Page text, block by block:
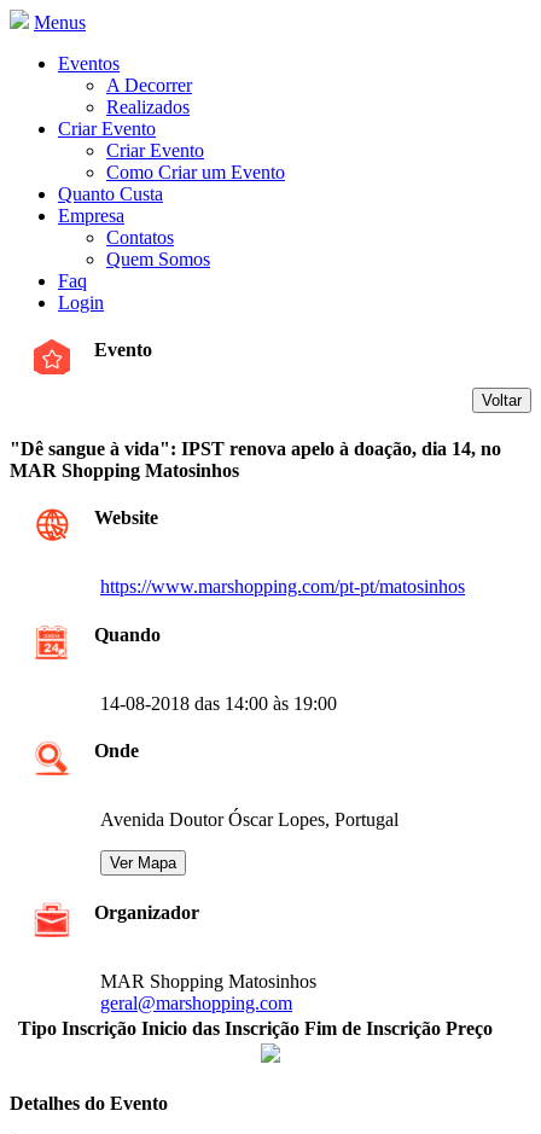
Menus
Eventos
A Decorrer
Realizados
Criar Evento
Criar Evento
Como Criar um Evento
Quanto Custa
Empresa
Contatos
Quem Somos
Faq
Login
Evento
"Dê sangue à vida": IPST renova apelo à doação, dia 14, no
MAR Shopping Matosinhos
Website
https://www.marshopping.com/pt-pt/matosinhos
Quando
14-08-2018 das 14:00 às 19:00
Onde
Avenida Doutor Óscar Lopes, Portugal
Organizador
MAR Shopping Matosinhos
geral@marshopping.com
Tipo Inscrição Inicio das Inscrição Fim de Inscrição Preço
Detalhes do Evento